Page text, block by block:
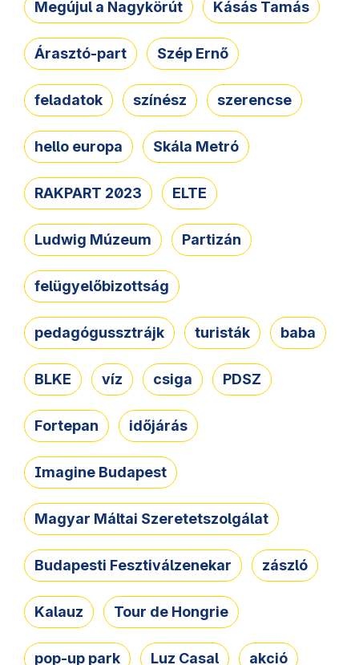
Megújul a Nagykörút Kásás Tamás
Árasztó-part Szép Ernő
feladatok színész szerencse
hello europa Skála Metró
RAKPART 2023 ELTE
Ludwig Múzeum Partizán
felügyelőbizottság
pedagógussztrájk turisták baba
BLKE víz csiga PDSZ
Fortepan időjárás
Imagine Budapest
Magyar Máltai Szeretetszolgálat
Budapesti Fesztiválzenekar zászló
Kalauz Tour de Hongrie
pop-up park Luz Casal akció